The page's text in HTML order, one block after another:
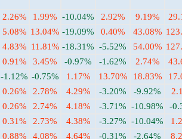
2.26% 1.99% -10.04% 2.92% 9.19%
5.08% 13.04% -19.09% 0.40% 43.08%
4.83% 11.81% -18.31% -5.52% 54.00%
0.91% 3.45% -0.97% -1.62% 2.74%
-1.12% -0.75% 1.17% 13.70% 18.83%
0.26% 2.78% 4.29% -3.20% -9.92%
0.26% 2.74% 4.18% -3.71% -10.98%
-
0.31% 2.73% 4.38% -3.27% -10.04%
0.88% 4.08% 4.64% -0.31% -2.64%